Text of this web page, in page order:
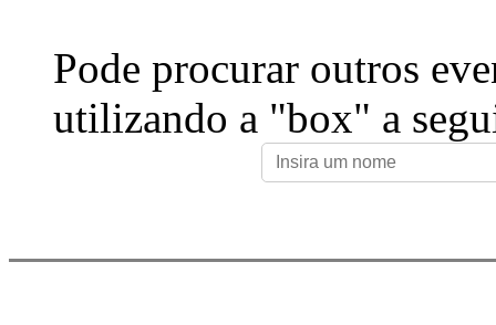
Pode procurar outros
utilizando a "box" a